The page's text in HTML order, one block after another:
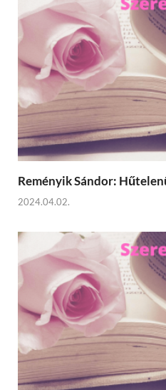
Reményik Sándor:
2024.04.02.